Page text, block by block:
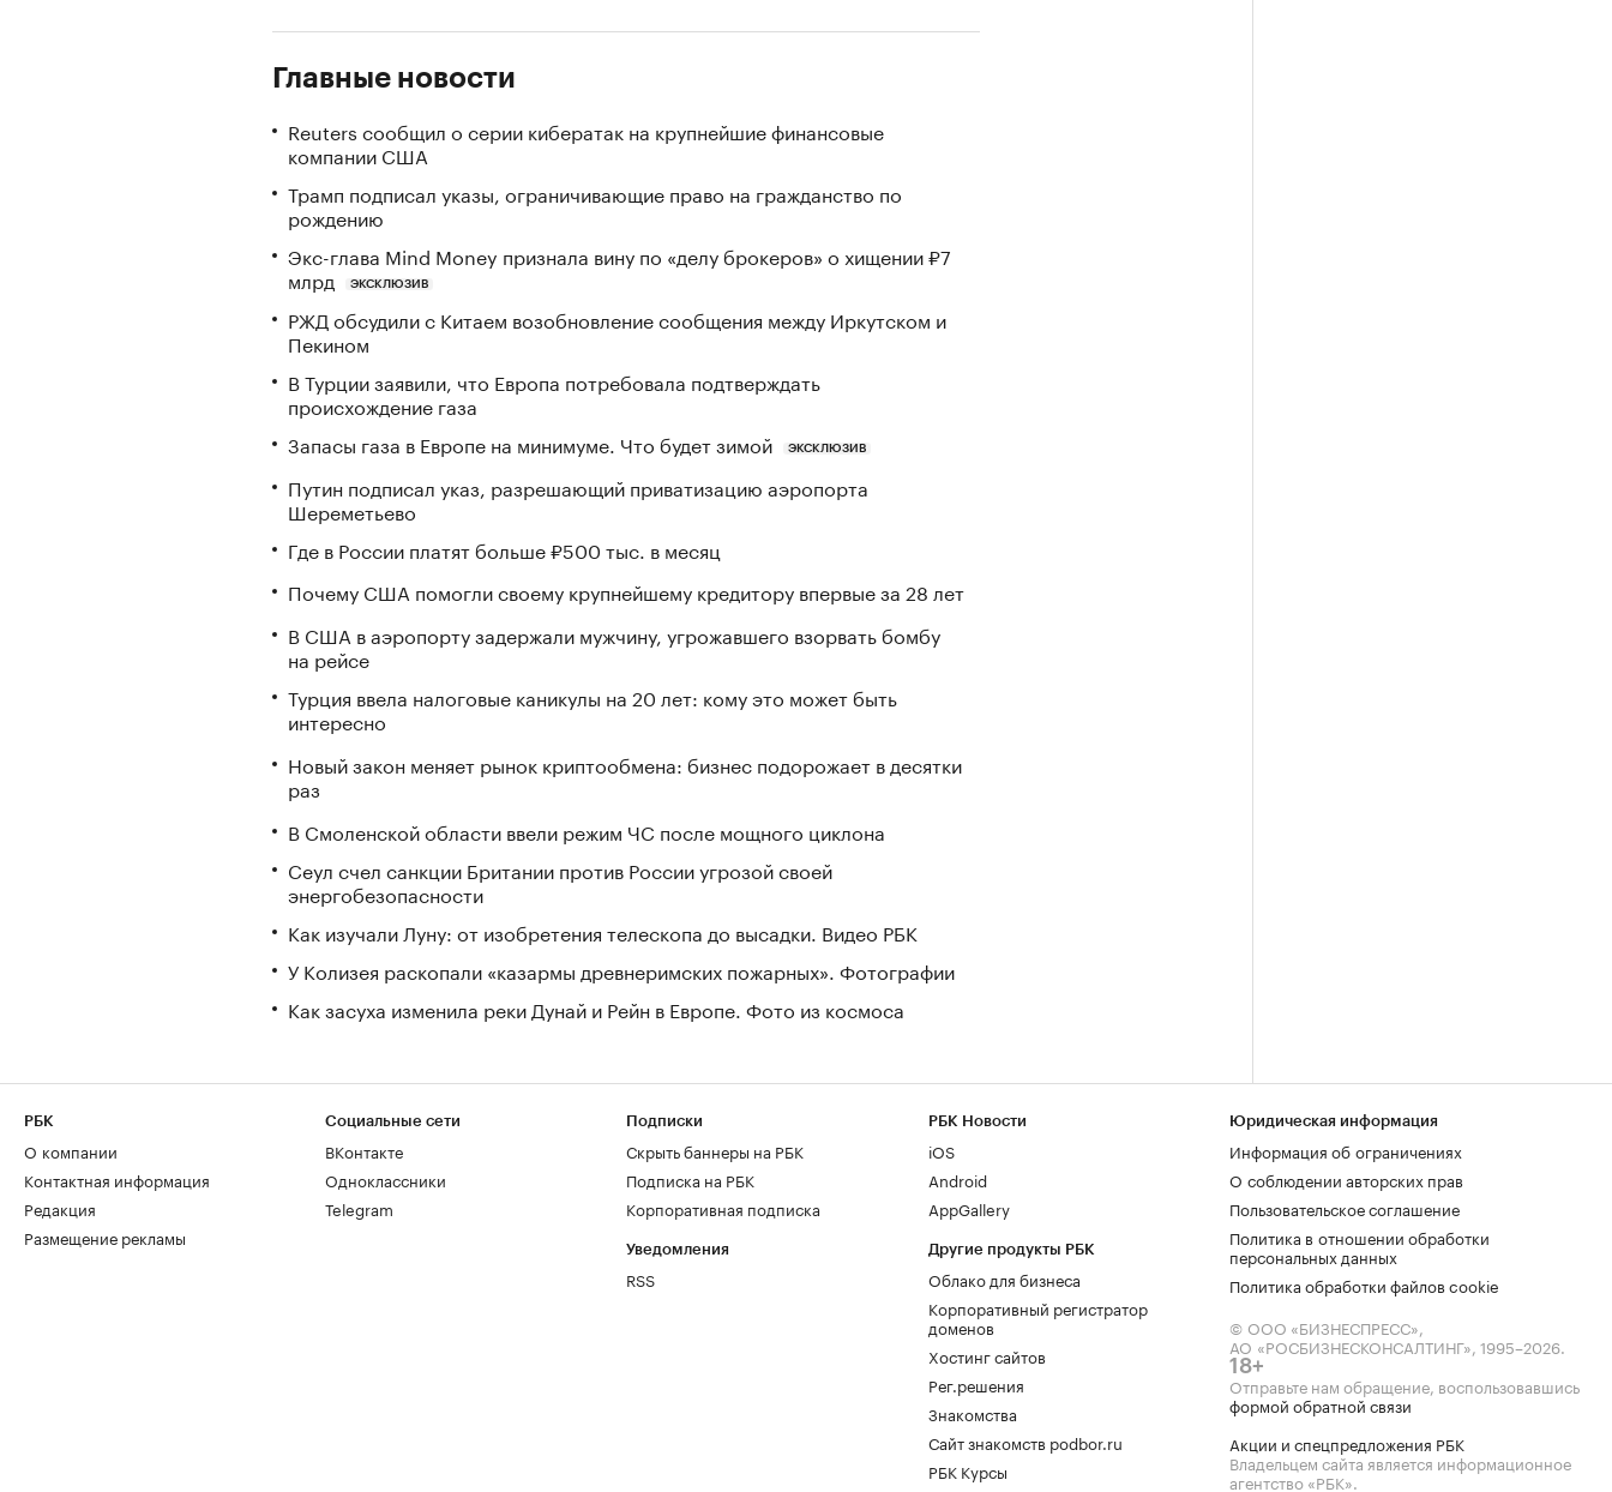
Главные новости
Reuters сообщил о серии кибератак на крупнейшие финансовые
компании США
Трамп подписал указы, ограничивающие право на гражданство по
рождению
Экс-глава Mind Money признала вину по «делу брокеров» о хищении ₽7
млрд
ЭКСКЛЮЗИВ
РЖД обсудили с Китаем возобновление сообщения между Иркутском и
Пекином
В Турции заявили, что Европа потребовала подтверждать
происхождение газа
Запасы газа в Европе на минимуме. Что будет зимой
ЭКСКЛЮЗИВ
Путин подписал указ, разрешающий приватизацию аэропорта
Шереметьево
Где в России платят больше ₽500 тыс. в месяц
Почему США помогли своему крупнейшему кредитору впервые за 28 лет
В США в аэропорту задержали мужчину, угрожавшего взорвать бомбу
на рейсе
Турция ввела налоговые каникулы на 20 лет: кому это может быть
интересно
Новый закон меняет рынок криптообмена: бизнес подорожает в десятки
раз
В Смоленской области ввели режим ЧС после мощного циклона
Сеул счел санкции Британии против России угрозой своей
энергобезопасности
Как изучали Луну: от изобретения телескопа до высадки. Видео РБК
У Колизея раскопали «казармы древнеримских пожарных». Фотографии
Как засуха изменила реки Дунай и Рейн в Европе. Фото из космоса
РБК
О компании
Контактная информация
Редакция
Размещение рекламы
Социальные сети
ВКонтакте
Одноклассники
Telegram
Подписки
Скрыть баннеры на РБК
Подписка на РБК
Корпоративная подписка
Уведомления
RSS
РБК Новости
iOS
Android
AppGallery
Другие продукты РБК
Облако для бизнеса
Корпоративный регистратор
доменов
Хостинг сайтов
Рег.решения
Знакомства
Сайт знакомств podbor.ru
РБК Курсы
Юридическая информация
Информация об ограничениях
О соблюдении авторских прав
Пользовательское соглашение
Политика в отношении обработки
персональных данных
Политика обработки файлов cookie
© ООО «БИЗНЕСПРЕСС»,
АО «РОСБИЗНЕСКОНСАЛТИНГ», 1995–2026.
18+
Отправьте нам обращение, воспользовавшись
формой обратной связи
Акции и спецпредложения РБК
Владельцем сайта является информационное
агентство «РБК».